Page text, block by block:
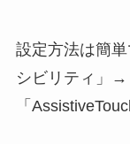
設定方法は簡
シビリティ」→
「